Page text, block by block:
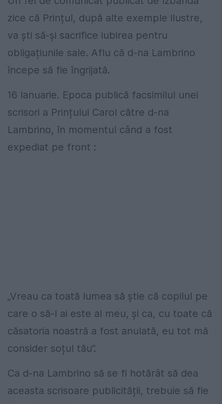
zice că Prințul, după alte exemple ilustre,
va ști să-și sacrifice iubirea pentru
obligațiunile sale. Aflu că d-na Lambrino
începe să fie îngrijată.
16 Ianuarie. Epoca publică facsimilul unei
scrisori a Prințului Carol către d-na
Lambrino, în momentul când a fost
expediat pe front :
„Vreau ca toată lumea să știe că copilul pe
care o să-l ai este al meu, și ca, cu toate că
căsatoria noastră a fost anulată, eu tot mă
consider soțul tău”.
Ca d-na Lambrino să se fi hotărât să dea
aceasta scrisoare publicității, trebuie să fie